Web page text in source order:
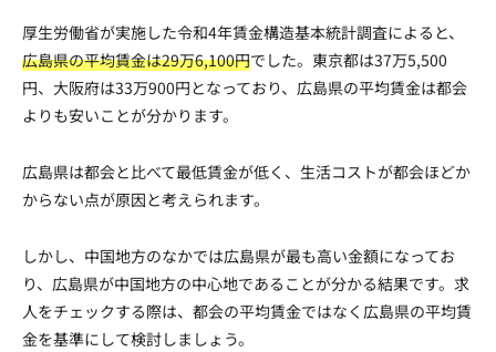
厚生労働省が実施した令和4年賃金構造基本統計調査によると、
広島県の平均賃金は29万6,100円でした。東京都は37万5,500
円、大阪府は33万900円となっており、広島県の平均賃金は都会
よりも安いことが分かります。
広島県は都会と比べて最低賃金が低く、生活コストが都会ほどか
からない点が原因と考えられます。
しかし、中国地方のなかでは広島県が最も高い金額になってお
り、広島県が中国地方の中心地であることが分かる結果です。求
人をチェックする際は、都会の平均賃金ではなく広島県の平均賃
金を基準にして検討しましょう。